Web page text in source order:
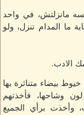
مانزلتش، في واحد
ما المدام تنزل، ولو
الادب.
بيضاء متناثرة بها
وشاحها، فأخذتهم
وأخذت برأي الجميع